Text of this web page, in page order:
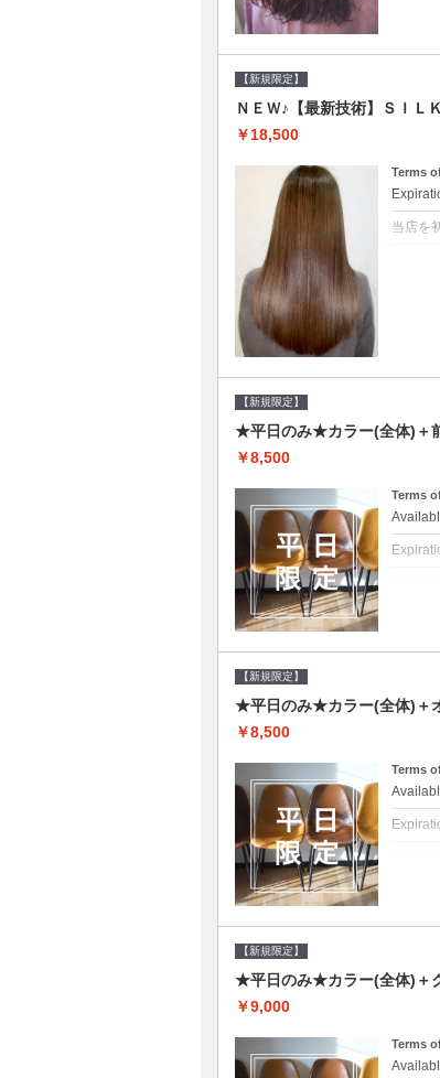
【新規限定】
ＮＥＷ♪【最新技術】ＳＩＬ
￥18,500
Terms
当店を
【新規限定】
★平日のみ★カラー(全体)＋
￥8,500
Terms
新規
をご提
【新規限定】
★平日のみ★カラー(全体)＋
￥8,500
Terms
新規
をご提
【新規限定】
★平日のみ★カラー(全体)＋
￥9,000
Terms